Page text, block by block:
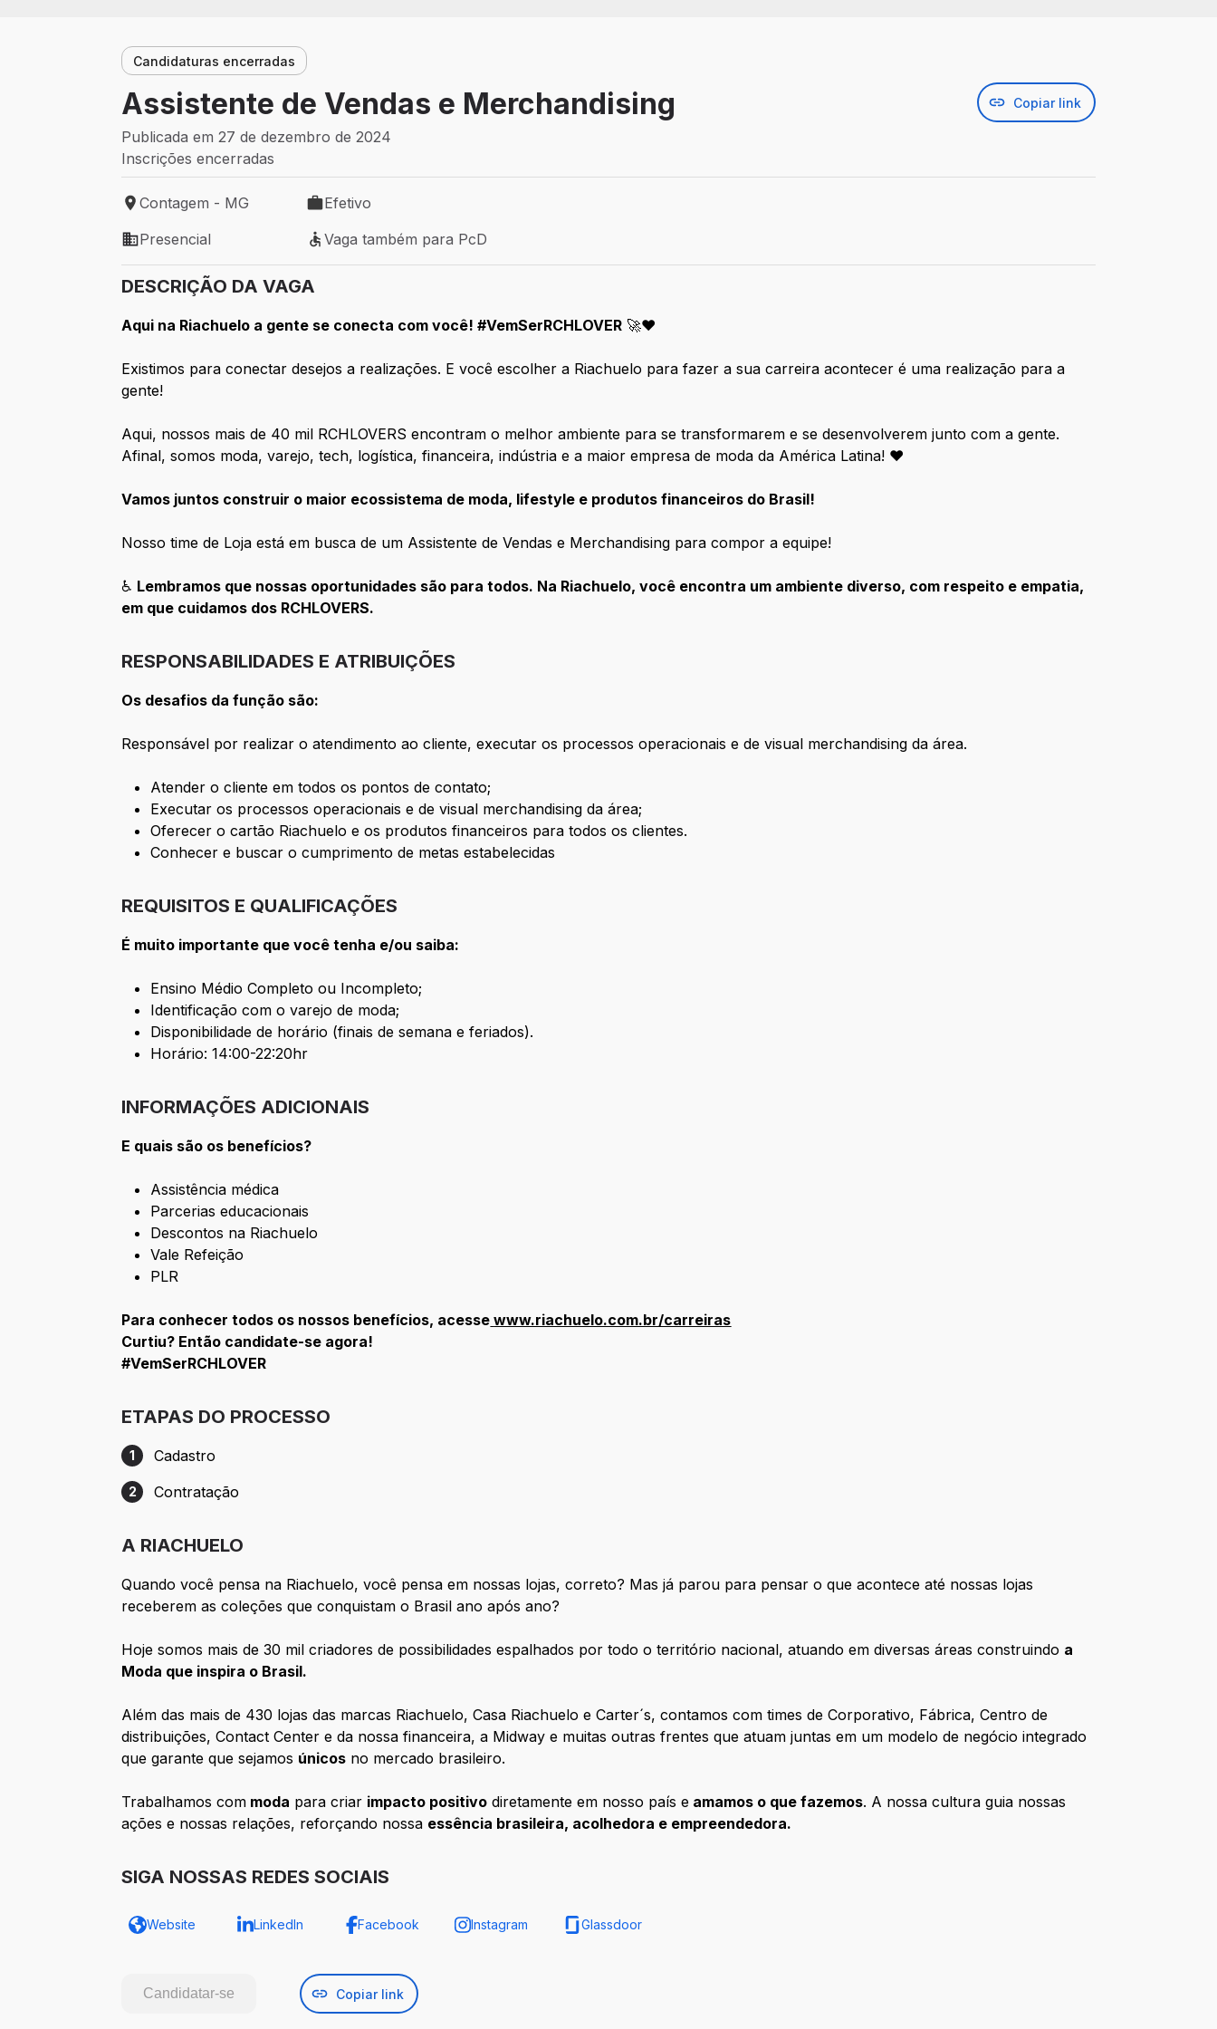
Candidaturas encerradas
Assistente de Vendas e Merchandising Copiar link
Publicada em 27 de dezembro de 2024
Inscrições encerradas
Local de trabalho: Contagem - MG
Contagem - MG
Tipo de vaga: Efetivo
Efetivo
Modelo de trabalho: Presencial
Presencial
Vaga também para PcD
Vaga também para PcD
DESCRIÇÃO DA VAGA
Aqui na Riachuelo a gente se conecta com você! #VemSerRCHLOVER 🚀❤️
Existimos para conectar desejos a realizações. E você escolher a Riachuelo para fazer a sua carreira acontecer é uma realização para a
gente!
Aqui, nossos mais de 40 mil RCHLOVERS encontram o melhor ambiente para se transformarem e se desenvolverem junto com a gente.
Afinal, somos moda, varejo, tech, logística, financeira, indústria e a maior empresa de moda da América Latina! ♥
Vamos juntos construir o maior ecossistema de moda, lifestyle e produtos financeiros do Brasil!
Nosso time de Loja está em busca de um Assistente de Vendas e Merchandising para compor a equipe!
♿ Lembramos que nossas oportunidades são para todos. Na Riachuelo, você encontra um ambiente diverso, com respeito e empatia,
em que cuidamos dos RCHLOVERS.
RESPONSABILIDADES E ATRIBUIÇÕES
Os desafios da função são:
Responsável por realizar o atendimento ao cliente, executar os processos operacionais e de visual merchandising da área.
Atender o cliente em todos os pontos de contato;
Executar os processos operacionais e de visual merchandising da área;
Oferecer o cartão Riachuelo e os produtos financeiros para todos os clientes.
Conhecer e buscar o cumprimento de metas estabelecidas
REQUISITOS E QUALIFICAÇÕES
É muito importante que você tenha e/ou saiba:
Ensino Médio Completo ou Incompleto;
Identificação com o varejo de moda;
Disponibilidade de horário (finais de semana e feriados).
Horário: 14:00-22:20hr
INFORMAÇÕES ADICIONAIS
E quais são os benefícios?
Assistência médica
Parcerias educacionais
Descontos na Riachuelo
Vale Refeição
PLR
Para conhecer todos os nossos benefícios, acesse www.riachuelo.com.br/carreiras
Curtiu? Então candidate-se agora!
#VemSerRCHLOVER
ETAPAS DO PROCESSO
Etapa 1: Cadastro
1 Cadastro
Etapa 2: Contratação
2 Contratação
A RIACHUELO
Quando você pensa na Riachuelo, você pensa em nossas lojas, correto? Mas já parou para pensar o que acontece até nossas lojas
receberem as coleções que conquistam o Brasil ano após ano?
Hoje somos mais de 30 mil criadores de possibilidades espalhados por todo o território nacional, atuando em diversas áreas construindo a
Moda que inspira o Brasil.
Além das mais de 430 lojas das marcas Riachuelo, Casa Riachuelo e Carter´s, contamos com times de Corporativo, Fábrica, Centro de
distribuições, Contact Center e da nossa financeira, a Midway e muitas outras frentes que atuam juntas em um modelo de negócio integrado
que garante que sejamos únicos no mercado brasileiro.
Trabalhamos com moda para criar impacto positivo diretamente em nosso país e amamos o que fazemos. A nossa cultura guia nossas
ações e nossas relações, reforçando nossa essência brasileira, acolhedora e empreendedora.
SIGA NOSSAS REDES SOCIAIS
Website LinkedIn Facebook Instagram Glassdoor
Candidatar-se Copiar link